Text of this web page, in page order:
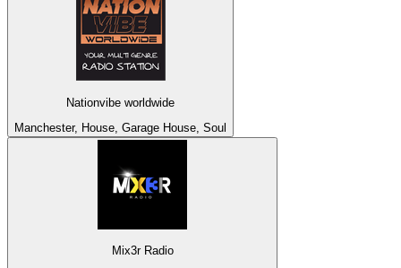
Nationvibe worldwide
Manchester, House, Garage House, Soul
Mix3r Radio